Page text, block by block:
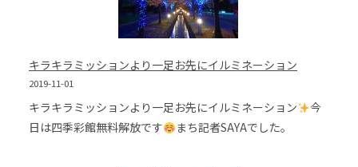
キラキラミッションより一足お先にイルミネーション
2019-11-01
キラキラミッションより一足お先にイルミネーション
今
日は四季彩館無料解放です
まち記者SAYAでした。